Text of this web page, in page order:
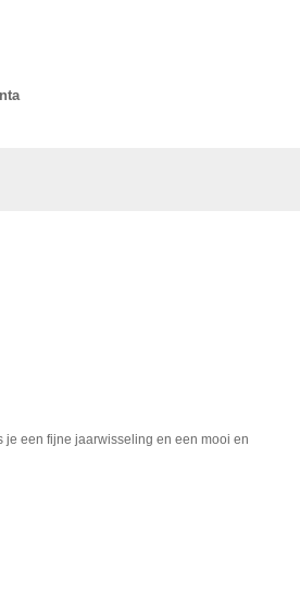
je een fijne jaarwisseling en een mooi en